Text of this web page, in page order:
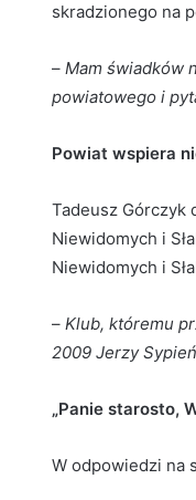
skradzionego na
– Mam świadków
powiatowego i
Powiat wspiera
Tadeusz Górczyk
Niewidomych i
Niewidomych i
– Klub, któremu
2009 Jerzy
„Panie starosto,
W odpowiedzi na